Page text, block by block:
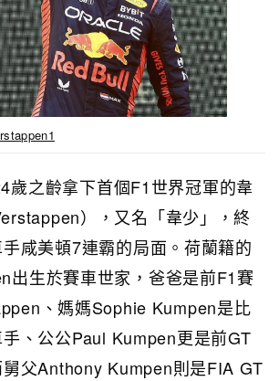
歲之齡拿下首個F1世界冠軍的韋
），又名「韋少」，終
咸美頓7連霸的局面。荷蘭籍的
出生於賽車世家，爸爸是前F1賽
、媽媽Sophie Kumpen是比
、公公Paul Kumpen更是前GT
父Anthony Kumpen則是FIA GT